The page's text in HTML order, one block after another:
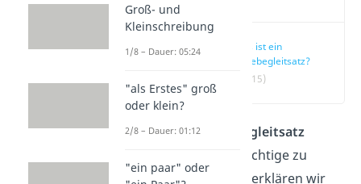
Was ist ein
Redebegleitsatz?
(00:15)
Was ist ein
Redebegleitsatz
eigentlich? Alles Wichtige zu
Redebegleitsätzen erklären wir
Groß- und
Kleinschreibung
1/8 – Dauer: 05:24
"als Erstes" groß
oder klein?
2/8 – Dauer: 01:12
"ein paar" oder